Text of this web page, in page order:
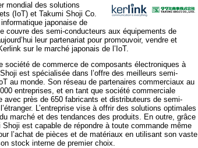
mondial des solutions
(IoT) et Takumi Shoji Co.
japonaise de
couvre des semi-conducteurs aux équipements de
leur partenariat pour promouvoir, vendre et
sur le marché japonais de l’IoT.
société de commerce de composants électroniques à
est spécialisée dans l’offre des meilleurs semi-
au monde. Son réseau de partenaires commerciaux au
entreprises, et en tant que société commerciale
avec près de 650 fabricants et distributeurs de semi-
L’entreprise vise à offrir des solutions optimales
marché et des tendances des produits. En outre, grâce
est capable de répondre à toute commande même
l’achat de pièces et de matériaux en utilisant son vaste
stock interne de premier choix.